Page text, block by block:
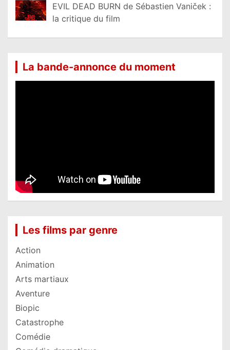
EVIL DEAD BURN de Sébastien Vaniček :
la critique du film
La bande-annonce du moment
Les films par genre
Action
Animation
Arts martiaux
Aventure
Biopic
Catastrophe
Comédie